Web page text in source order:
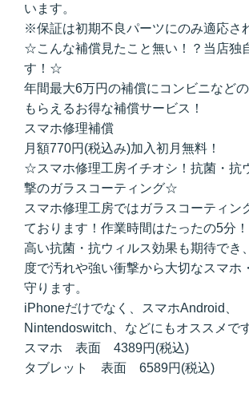
います。
※保証は初期不良パーツにのみ適応さ
☆こんな補償見たこと無い！？当店独
す！☆
年間最大6万円の補償にコンビニなど
もらえるお得な補償サービス！
スマホ修理補償
月額770円(税込み)加入初月無料！
☆スマホ修理工房イチオシ！抗菌・抗
撃のガラスコーティング☆
スマホ修理工房ではガラスコーティン
ております！作業時間はたったの5分！
高い抗菌・抗ウィルス効果も期待でき
度で汚れや強い衝撃から大切なスマホ
守ります。
iPhoneだけでなく、スマホAndroid、
Nintendoswitch、などにもオススメで
スマホ 表面 4389円(税込)
タブレット 表面 6589円(税込)